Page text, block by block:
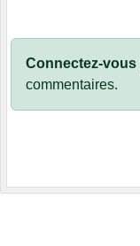
Connectez-vous
commentaires.